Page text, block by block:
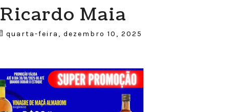
Ricardo Maia
quarta-feira, dezembro 10, 2025